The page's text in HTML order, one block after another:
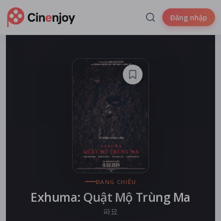
Đăng nhập
ĐANG CHIẾU
Exhuma: Quật Mộ Trùng Ma
파묘